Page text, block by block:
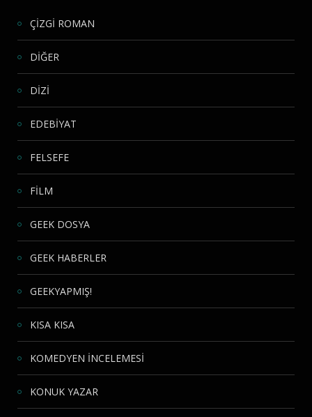
ÇİZGİ ROMAN
DİĞER
DİZİ
EDEBİYAT
FELSEFE
FİLM
GEEK DOSYA
GEEK HABERLER
GEEKYAPMIŞ!
KISA KISA
KOMEDYEN İNCELEMESİ
KONUK YAZAR